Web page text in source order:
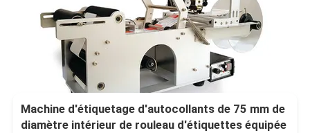
Machine d'étiquetage d'autocollants de 75 mm de
diamètre intérieur de rouleau d'étiquettes équipée